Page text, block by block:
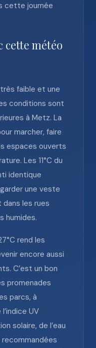
cette journée
cette météo
faible et une
conditions sont
à Metz. La
marcher, faire
espaces ouverts
Les 11°C du
identique
une veste
les rues
humides.
rend les
encore aussi
C’est un bon
promenades
parcs, à
UV
solaire, de l’eau